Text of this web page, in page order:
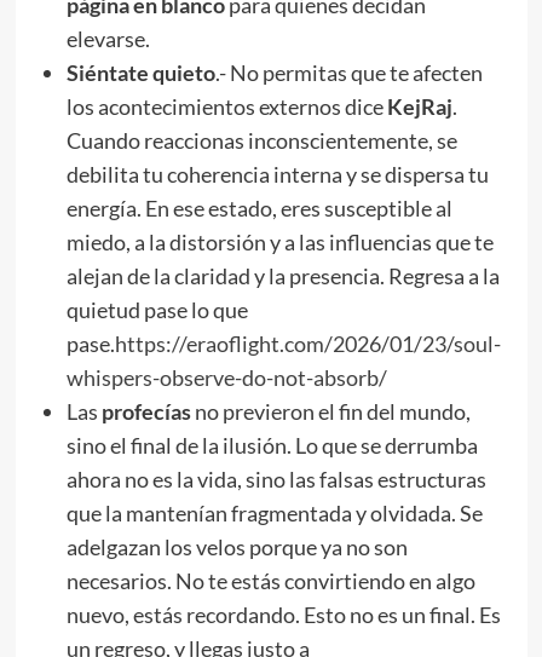
elevarse.
Siéntate quieto.- No permitas que te afecten
los acontecimientos externos diceKejRaj.
Cuando reaccionas inconscientemente, se
debilita tu coherencia interna y se dispersa tu
energía. En ese estado, eres susceptible al
miedo, a la distorsión y a las influencias que te
alejan de la claridad y la presencia. Regresa a la
quietud pase lo que
pase.https://eraoflight.com/2026/01/23/soul-
whispers-observe-do-not-absorb/
Las profecíasno previeron el fin del mundo,
sino el final de la ilusión. Lo que se derrumba
ahora no es la vida, sino las falsas estructuras
que la mantenían fragmentada y olvidada. Se
adelgazan los velos porque ya no son
necesarios. No te estás convirtiendo en algo
nuevo, estás recordando. Esto no es un final. Es
un regreso, y llegas justo a